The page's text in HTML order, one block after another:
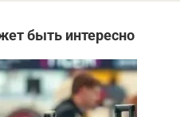
быть интересно